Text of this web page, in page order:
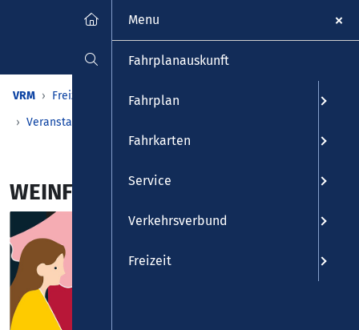
VRM Freizeit
Veranstaltungen & Kalender
Veranstaltungen
WEINFESTIVAL KOBLENZ 2026
Menu
Fahrplanauskunft
Fahrplan
Fahrkarten
Service
Verkehrsverbund
Freizeit